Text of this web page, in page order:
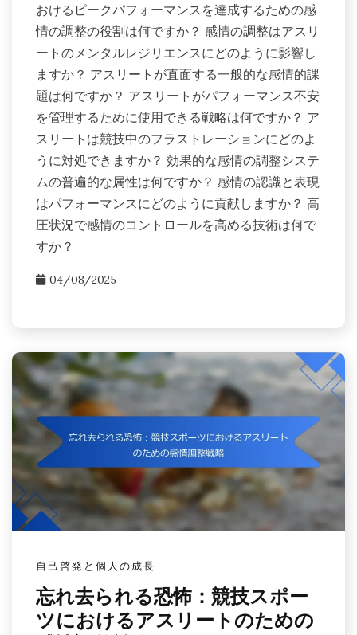
おけるピークパフォーマンスを達成するための感
情の調整の役割は何ですか？ 感情の調整はアスリ
ートのメンタルレジリエンスにどのように影響し
ますか？ アスリートが直面する一般的な感情的課
題は何ですか？ アスリートがパフォーマンス不安
を管理するために使用できる戦略は何ですか？ ア
スリートは競技中のフラストレーションにどのよ
うに対処できますか？ 効果的な感情の調整システ
ムの普遍的な属性は何ですか？ 感情の認識と表現
はパフォーマンスにどのように貢献しますか？ 高
圧状況で感情のコントロールを高める技術は何で
すか？
04/08/2025
自己啓発と個人の成長
忘れ去られる恐怖：競技スポー
ツにおけるアスリートのための